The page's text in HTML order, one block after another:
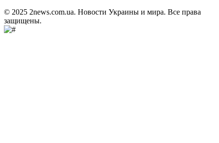
© 2025 2news.com.ua. Новости Украины и мира. Все права
защищены.